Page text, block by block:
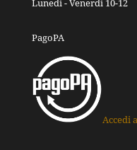
Lunedì - Venerdì 10-12
PagoPA
Accedi